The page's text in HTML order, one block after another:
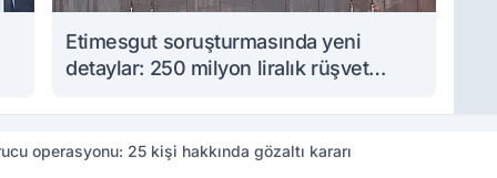
Etimesgut soruşturmasında yeni
detaylar: 250 milyon liralık rüşvet
operasyonu: 25 kişi hakkında gözaltı kararı